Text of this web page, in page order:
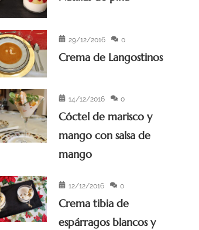
29/12/2016 0
Crema de Langostinos
14/12/2016 0
Cóctel de marisco y
mango con salsa de
mango
12/12/2016 0
Crema tibia de
espárragos blancos y